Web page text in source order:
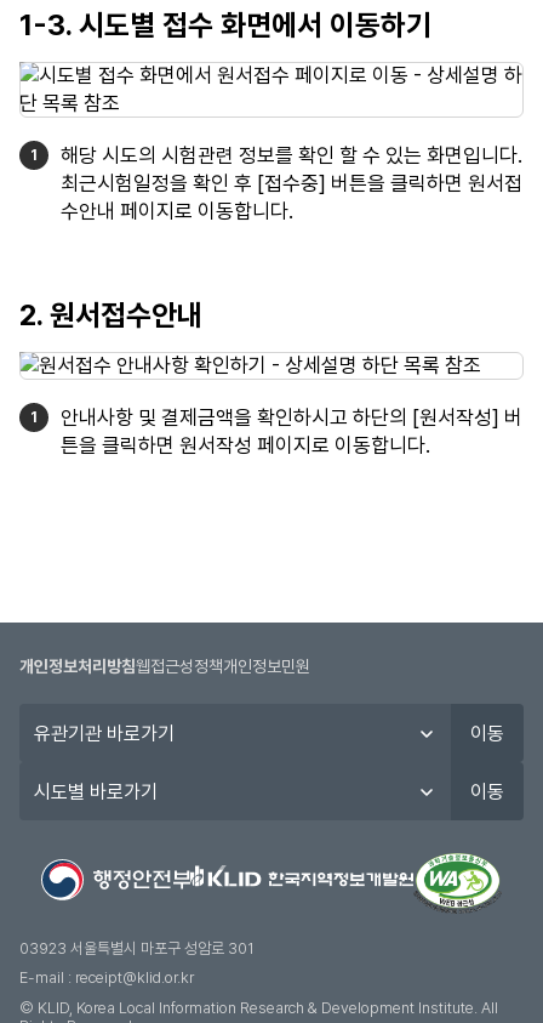
1-3. 시도별 접수 화면에서 이동하기
해당 시도의 시험관련 정보를 확인 할 수 있는 화면입니다.
최근시험일정을 확인 후 [접수중] 버튼을 클릭하면 원서접
수안내 페이지로 이동합니다.
2. 원서접수안내
안내사항 및 결제금액을 확인하시고 하단의 [원서작성] 버
튼을 클릭하면 원서작성 페이지로 이동합니다.
개인정보처리방침웹접근성정책개인정보민원
관
이동
도
기
이동
03923 서울특별시 마포구 성암로 301
E-mail : receipt@klid.or.kr
© KLID, Korea Local Information Research & Development Institute. AII